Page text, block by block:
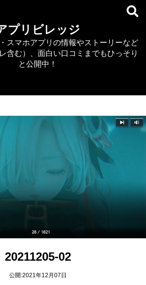
XVV
プリビレッジ
スマホアプリの情報やストーリーなど
含む）、面白い口コミまでもひっそり
と公開中！
20211205-02
公開:2021年12月07日